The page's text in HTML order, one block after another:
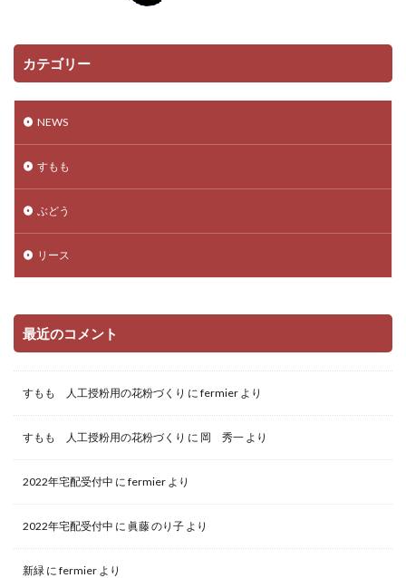
カテゴリー
NEWS
すもも
ぶどう
リース
最近のコメント
すもも 人工授粉用の花粉づくり に fermier より
すもも 人工授粉用の花粉づくり に 岡 秀一 より
2022年宅配受付中 に fermier より
2022年宅配受付中 に 眞藤 のり子 より
新緑 に fermier より